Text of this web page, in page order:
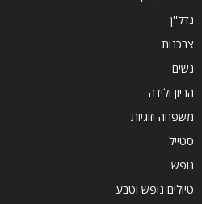
נדל''ן
צרכנות
נשים
הריון ולידה
משפחה וזוגיות
סטייל
נופש
טיולים נופש וטבע